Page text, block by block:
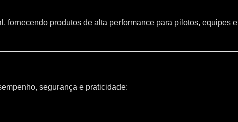
fornecendo produtos de alta performance para pilotos, equipes e
segurança e praticidade: